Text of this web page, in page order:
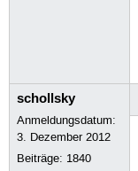
schollsky
Anmeldungsdatum:
3. Dezember 2012
Beiträge: 1840